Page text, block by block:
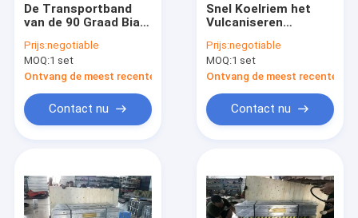
De Transportband
van de 90 Graad Bias
Vulcaniseren
Machine met
Geautomatiseerde
Controledoos
Prijs:negotiable
MOQ:1 set
Ontvang de meest recente Prijs
Contact nu
Snel Koelriem het
Vulcaniseren
Riem die Materiaal
verbinden
Prijs:negotiable
MOQ:1 set
Ontvang de meest recente
Contact nu